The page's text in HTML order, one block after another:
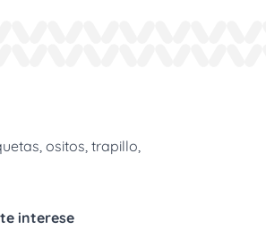
ositos, trapillo,
interese